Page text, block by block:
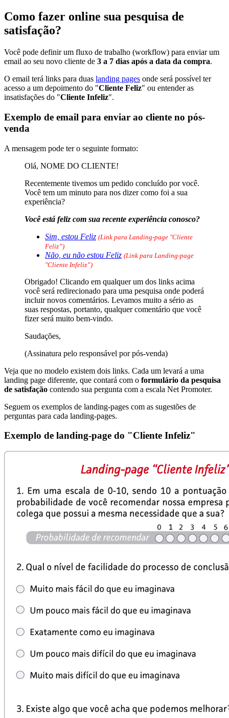
Como fazer online sua pesquisa de
satisfação?
Você pode definir um fluxo de trabalho (workflow) para enviar um
email ao seu novo cliente de 3 a 7 dias após a data da compra.
O email terá links para duas landing pages onde será possível ter
acesso a um depoimento do "Cliente Feliz" ou entender as
insatisfações do "Cliente Infeliz".
Exemplo de email para enviar ao cliente no pós-
venda
A mensagem pode ter o seguinte formato:
Olá, NOME DO CLIENTE!
Recentemente tivemos um pedido concluído por você.
Você tem um minuto para nos dizer como foi a sua
experiência?
Você está feliz com sua recente experiência conosco?
Sim, estou Feliz (Link para Landing-page "Cliente
Feliz”)
Não, eu não estou Feliz (Link para Landing-page
"Cliente Infeliz”)
Obrigado! Clicando em qualquer um dos links acima
você será redirecionado para uma pesquisa onde poderá
incluir novos comentários. Levamos muito a sério as
suas respostas, portanto, qualquer comentário que você
fizer será muito bem-vindo.
Saudações,
(Assinatura pelo responsável por pós-venda)
Veja que no modelo existem dois links. Cada um levará a uma
landing page diferente, que contará com o formulário da pesquisa
de satisfação contendo sua pergunta com a escala Net Promoter.
Seguem os exemplos de landing-pages com as sugestões de
perguntas para cada landing-pages.
Exemplo de landing-page do "Cliente Infeliz"